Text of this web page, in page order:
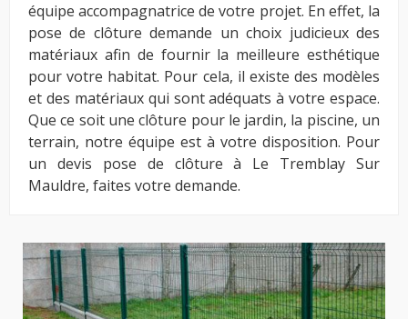
équipe accompagnatrice de votre projet. En effet, la
pose de clôture demande un choix judicieux des
matériaux afin de fournir la meilleure esthétique
pour votre habitat. Pour cela, il existe des modèles
et des matériaux qui sont adéquats à votre espace.
Que ce soit une clôture pour le jardin, la piscine, un
terrain, notre équipe est à votre disposition. Pour
un devis pose de clôture à Le Tremblay Sur
Mauldre, faites votre demande.